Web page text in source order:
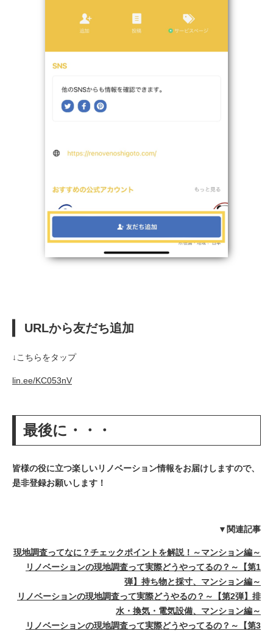
URLから友だち追加
↓こちらをタップ
lin.ee/KC053nV
最後に・・・
皆様の役に立つ楽しいリノベーション情報をお届けしますので、
是非登録お願いします！
▼関連記事
現地調査ってなに？チェックポイントを解説！～マンション編～
リノベーションの現地調査って実際どうやってるの？～【第1
弾】持ち物と採寸、マンション編～
リノベーションの現地調査って実際どうやるの？～【第2弾】排
水・換気・電気設備、マンション編～
リノベーションの現地調査って実際どうやってるの？～【第3